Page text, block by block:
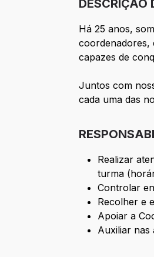
DESCRIÇÃO
Há 25 anos,
coordenadores,
capazes de
Juntos com
cada uma das
Realizar
turma
Controlar
Recolher e
Apoiar a
Auxiliar nas